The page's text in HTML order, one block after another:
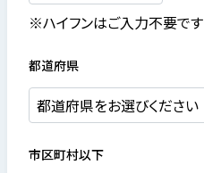
※ハイフンはご入力不要です
都道府県
市区町村以下